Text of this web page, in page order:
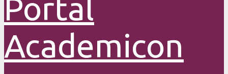
Portal
Academicon